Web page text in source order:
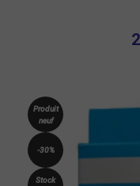
Produit
neuf
-30%
Stock